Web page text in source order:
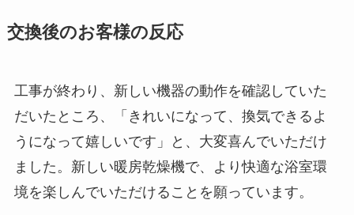
交換後のお客様の反応
工事が終わり、新しい機器の動作を確認していた
だいたところ、「きれいになって、換気できるよ
うになって嬉しいです」と、大変喜んでいただけ
ました。新しい暖房乾燥機で、より快適な浴室環
境を楽しんでいただけることを願っています。